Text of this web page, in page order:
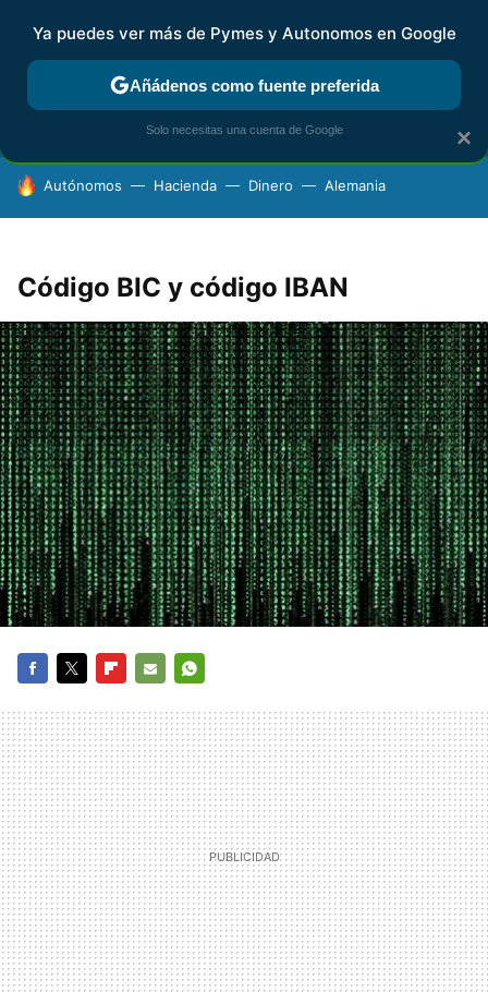
FISCALIDAD Y CONTABILIDAD KIT DIGITAL RENTA
HOY SE HABLA DE
Autónomos Hacienda Dinero Alemania
Código BIC y código IBAN
MAIL
×
Ya puedes ver más de Pymes y Autonomos en Google
Añádenos como fuente preferida
Solo necesitas una cuenta de Google